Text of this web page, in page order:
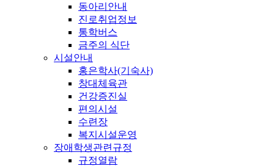
동아리안내
진로취업정보
통학버스
금주의 식단
시설안내
홍은학사(기숙사)
창대체육관
건강증진실
편의시설
수련장
복지시설운영
장애학생관련규정
규정열람